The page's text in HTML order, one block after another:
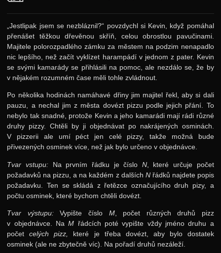
„Jestlipak jsem se nezbláznil?“ povzdychl si Kevin, když pomáhal
přenášet těžkou dřevěnou skříň, celou obrostlou pavučinami.
Majitele polorozpadlého zámku za městem na podzim nenapadlo
nic lepšího, než začít vyklízet harampádí v jednom z pater. Kevin
se svými kamarády se přihlásili na pomoc, ale nezdálo se, že by
v nějakém rozumném čase měli tohle zvládnout.
Po několika hodinách namáhavé dřiny jim majitel řekl, aby si dali
pauzu, a nechal jim z města dovézt pizzu podle jejich přání. To
nebylo tak snadné, protože Kevin a jeho kamarádi mají rádi různé
druhy pizzy. Chtěli by ji objednávat po nakrájených osminách.
V pizzerii ale umí péct jen celé pizzy, takže možná bude
přivezených osminek více, než jak bylo určeno v objednávce.
Tvar vstupu: Na prvním řádku je číslo N, které určuje počet
požadavků na pizzu, a na každém z dalších Nřádků najdete popis
požadavku. Ten se skládá z řetězce označujícího druh pizy, a
počtu osminek, které bychom chtěli dovézt.
Tvar výstupu:Vypište číslo M, počet různých druhů pizz
v objednávce. NaM řádcích poté vypište vždy jméno druhu a
početcelých pizz,
které je třeba dovézt, aby bylo dostatek
osminek (ale ne zbytečně víc). Na pořadí druhů nezáleží.
Řešení
Výsledky
Zadání 4. série
Výsledky
30. ročník: 17/18
29. ročník: 16/17
27. ročník: 14/15
26. ročník: 13/14